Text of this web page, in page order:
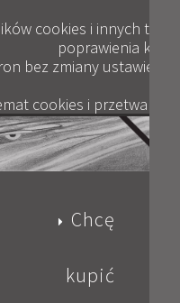
cookies i innych
poprawienia
bez zmiany ustawień
cookies i
Chcę
kupić